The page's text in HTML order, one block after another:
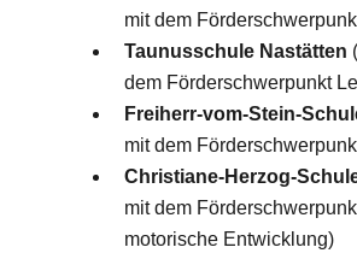
mit dem
Taunusschule Nastätten
dem Förderschwerpunkt
Freiherr-vom-Stein-
mit dem
Christiane-Herzog-
mit dem
motorische Entwicklung)